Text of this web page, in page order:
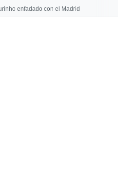
enfadado con el Madrid